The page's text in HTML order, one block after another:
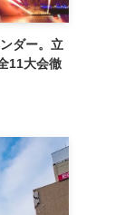
ダー。立
11大会徹